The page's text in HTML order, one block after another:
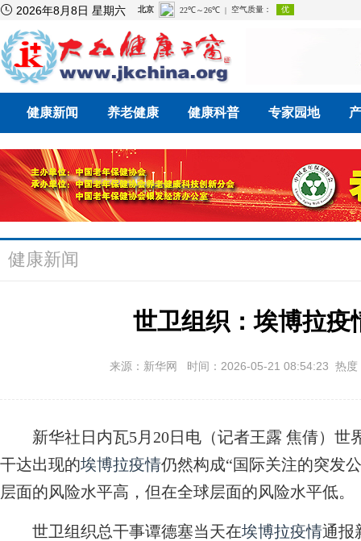
 2026年8月8日 星期六
健康新闻 养老健康 健康科普 专家园地
健康新闻
世卫组织：埃博拉疫
来源：新华网 时间：2026-05-21 08:54:23 热
新华社日内瓦5月20日电（记者王露 焦倩）世
干达出现的埃博拉疫情仍然构成“国际关注的突发
层面的风险水平高，但在全球层面的风险水平低。
世卫组织总干事谭德塞当天在埃博拉疫情通报